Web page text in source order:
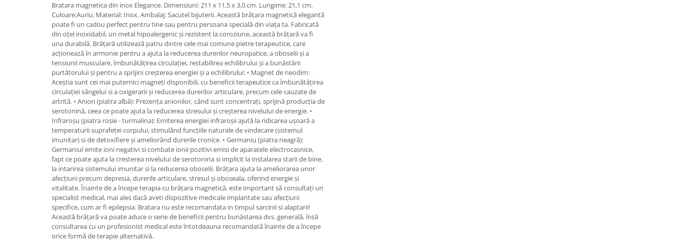
Bratara magnetica din inox Elegance. Dimensiuni: 211 x 11,5 x 3,0 cm. Lungime: 21,1 cm.
Culoare:Auriu. Material: Inox. Ambalaj: Sacutel bijuterii. Această brățara magnetică elegantă
poate fi un cadou perfect pentru tine sau pentru persoana specială din viața ta. Fabricată
din oțel inoxidabil, un metal hipoalergenic și rezistent la coroziune, această brățară va fi
una durabilă. Brățară utilizează patru dintre cele mai comune pietre terapeutice, care
acționează în armonie pentru a ajuta la reducerea durerilor neuropatice, a oboselii și a
tensiunii musculare, îmbunătățirea circulației, restabilirea echilibrului și a bunăstării
purtătorului și pentru a sprijini creșterea energiei și a echilibrului: • Magnet de neodim:
Aceștia sunt cei mai puternici magneți disponibili, cu beneficii terapeutice ca îmbunătățirea
circulației sângelui si a oxigerarii și reducerea durerilor articulare, precum cele cauzate de
artrită. • Anion (piatra albă): Prezența anionilor, când sunt concentrați, sprijină producția de
serotonină, ceea ce poate ajuta la reducerea stresului și creșterea nivelului de energie. •
Infraroșu (piatra roșie - turmalina): Emiterea energiei infraroșii ajută la ridicarea ușoară a
temperaturii suprafeței corpului, stimulând funcțiile naturale de vindecare (sistemul
imunitar) si de detoxifiere și ameliorând durerile cronice. • Germaniu (piatra neagră):
Germaniul emite ioni negativi si combate ionii pozitivi emisi de aparatele electrocasnice,
fapt ce poate ajuta la cresterea nivelului de serotonina si implicit la instalarea starii de bine,
la intarirea sistemului imunitar si la reducerea oboselii. Brățara ajuta la ameliorarea unor
afecțiuni precum depresia, durerile articulare, stresul și oboseala, oferind energie și
vitalitate. Înainte de a începe terapia cu brățara magnetică, este important să consultați un
specialist medical, mai ales dacă aveti dispozitive medicale implantate sau afecțiuni
specifice, cum ar fi epilepsia. Bratara nu este recomandata in timpul sarcinii si alaptarii!
Această brățară va poate aduce o serie de beneficii pentru bunăstarea dvs. generală, însă
consultarea cu un profesionist medical este întotdeauna recomandată înainte de a începe
orice formă de terapie alternativă.